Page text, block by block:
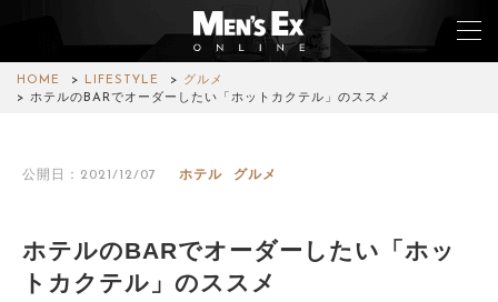
HOME LIFESTYLE
グルメ
ホテルのBARでオーダーしたい「ホットカクテル」のススメ
公開日：2021/12/07 ホテル グルメ
ホテルのBARでオーダーしたい「ホッ
トカクテル」のススメ
WATCH
CAR&BIKE